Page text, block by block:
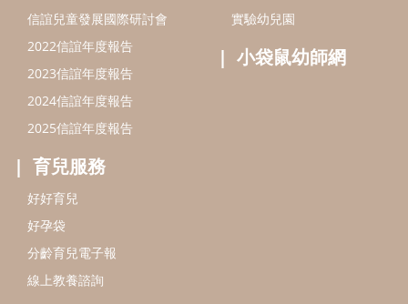
信誼兒童發展國際研討會
2022信誼年度報告
2023信誼年度報告
2024信誼年度報告
2025信誼年度報告
育兒服務
好好育兒
好孕袋
分齡育兒電子報
線上教養諮詢
實驗幼兒園
小袋鼠幼師網